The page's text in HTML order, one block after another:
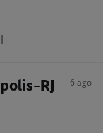
RJ 6 ago